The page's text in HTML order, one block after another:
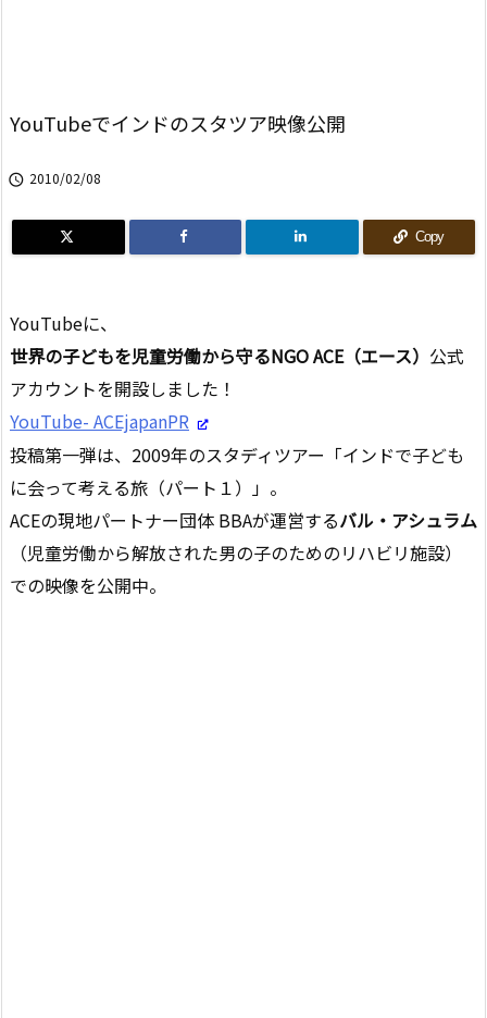
YouTubeでインドのスタツア映像公開
 2010/02/08
Copy
YouTubeに、
世界の子どもを児童労働から守るNGO ACE（エース） 公式
アカウントを開設しました！
YouTube- ACEjapanPR
投稿第一弾は、2009年のスタディツアー「インドで子ども
に会って考える旅（パート１）」。
ACEの現地パートナー団体 BBAが運営するバル・アシュラム
（児童労働から解放された男の子のためのリハビリ施設）
での映像を公開中。